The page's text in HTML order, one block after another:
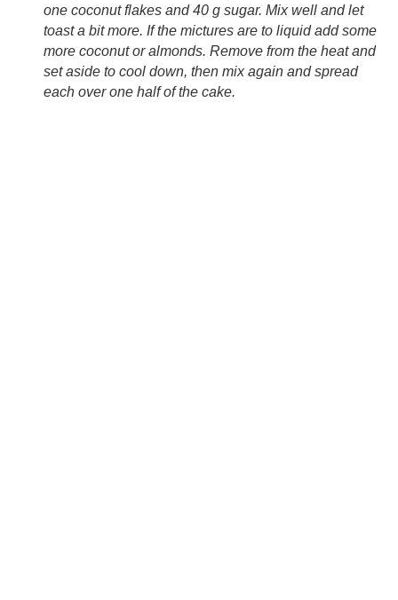
one coconut flakes and 40 g sugar. Mix well and let
toast a bit more. If the mictures are to liquid add some
more coconut or almonds. Remove from the heat and
set aside to cool down, then mix again and spread
each over one half of the cake.